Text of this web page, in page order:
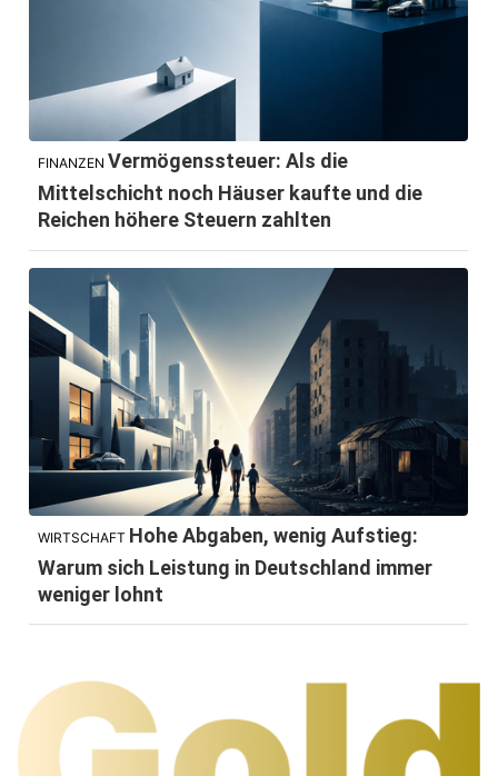
FINANZEN Vermögenssteuer: Als die
Mittelschicht noch Häuser kaufte und die
Reichen höhere Steuern zahlten
WIRTSCHAFT Hohe Abgaben, wenig Aufstieg:
Warum sich Leistung in Deutschland immer
weniger lohnt